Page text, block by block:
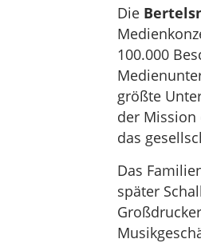
Die
100.000
größte
der Mission
das
Das
später